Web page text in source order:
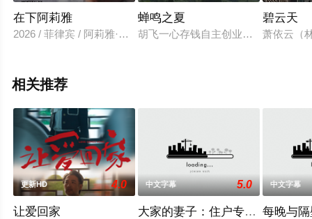
在下阿莉雅
2026 / 菲律宾 / 阿莉雅·雷蒙多
蝉鸣之夏
胡飞一心存钱自主创业，却被骗走
碧云天
萧依云（
相关推荐
更新HD 4.0
让爱回家
中文字幕 5.0
大家的妻子：住户专用洞口
中文字幕
每晚与